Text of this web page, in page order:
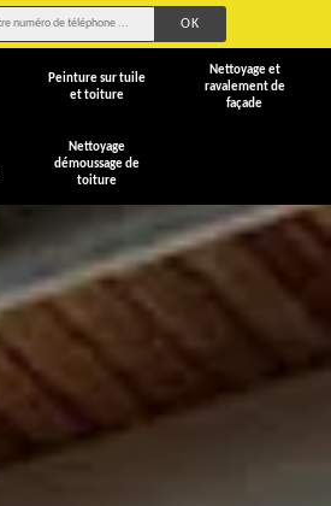
Peinture sur tuile
et toiture
Nettoyage et
ravalement de
façade
Nettoyage
démoussage de
toiture